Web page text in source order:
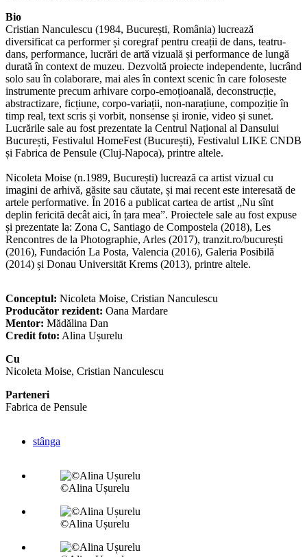
Bio
Cristian Nanculescu (1984, București, România) lucrează
diversificat ca performer și coregraf pentru creații de dans, teatru-
dans, performance, lucrări de artă vizuală și performance de lungă
durată în context de muzeu. Dezvoltă proiecte independente, lucrând
solo sau în colaborare, mai ales în context scenic în care foloseste
instrumente precum arhivare corpo-emoțioanală, deconstrucție,
abstractizare, ficțiune, corpo-variații, non-narațiune, compoziție în
timp real, text scris și vorbit, nonsense și ironie, video și sunet.
Lucrările sale au fost prezentate la Centrul Național al Dansului
București, Festivalul HomeFest (București), Festivalul LIKE CNDB
și Fabrica de Pensule (Cluj-Napoca), printre altele.
Nicoleta Moise (n.1989, București) lucrează ca artist vizual cu
imagini de arhivă, găsite sau căutate, și mai recent este interesată de
artele performative. În 2016 a publicat cartea de artist „Nu sînt
deplin fericită decât aici, în țara mea”. Proiectele sale au fost expuse
și prezentate la: Zona C, Santiago de Compostela (2018), Les
Rencontres de la Photographie, Arles (2017), tranzit.ro/bucurești
(2016), Fundación La Posta, Valencia (2016), Galeria Posibilă
(2014) și Donau Universität Krems (2013), printre altele.
Conceptul: Nicoleta Moise, Cristian Nanculescu
Producător rezident: Oana Mardare
Mentor: Mădălina Dan
Credit foto: Alina Ușurelu
Cu
Nicoleta Moise, Cristian Nanculescu
Parteneri
Fabrica de Pensule
stânga
©Alina Ușurelu
©Alina Ușurelu